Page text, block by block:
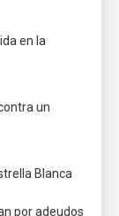
en la
un
Blanca
por adeudos